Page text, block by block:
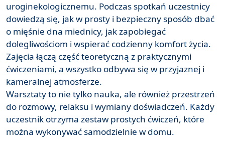
uroginekologicznemu. Podczas spotkań uczestnicy
dowiedzą się, jak w prosty i bezpieczny sposób dbać
o mięśnie dna miednicy, jak zapobiegać
dolegliwościom i wspierać codzienny komfort życia.
Zajęcia łączą część teoretyczną z praktycznymi
ćwiczeniami, a wszystko odbywa się w przyjaznej i
kameralnej atmosferze.
Warsztaty to nie tylko nauka, ale również przestrzeń
do rozmowy, relaksu i wymiany doświadczeń. Każdy
uczestnik otrzyma zestaw prostych ćwiczeń, które
można wykonywać samodzielnie w domu.